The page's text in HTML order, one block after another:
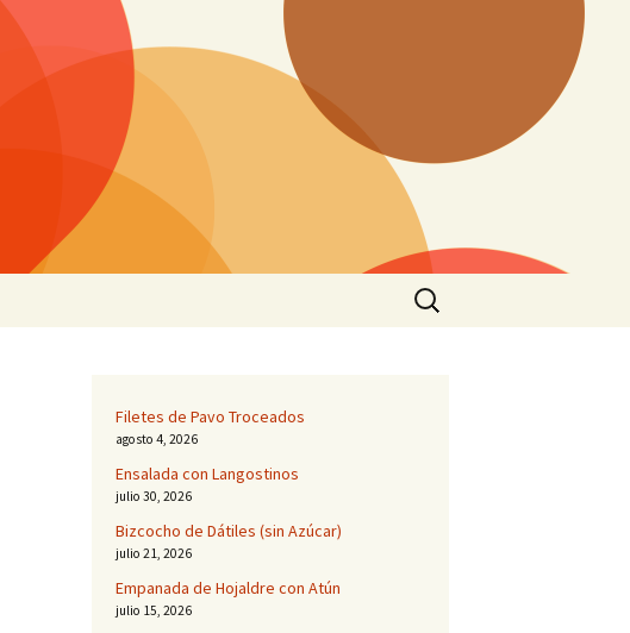
Buscar:
Filetes de Pavo Troceados
agosto 4, 2026
Ensalada con Langostinos
julio 30, 2026
Bizcocho de Dátiles (sin Azúcar)
julio 21, 2026
Empanada de Hojaldre con Atún
julio 15, 2026